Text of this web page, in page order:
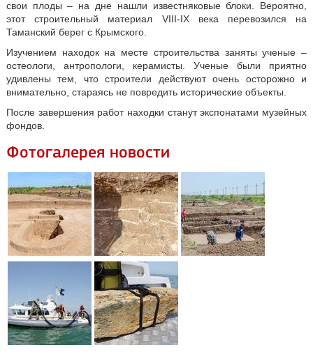
свои плоды – на дне нашли известняковые блоки. Вероятно,
этот строительный материал VIII-IX века перевозился на
Таманский берег с Крымского.
Изучением находок на месте строительства заняты ученые –
остеологи, антропологи, керамисты. Ученые были приятно
удивлены тем, что строители действуют очень осторожно и
внимательно, стараясь не повредить исторические объекты.
После завершения работ находки станут экспонатами музейных
фондов.
Фотогалерея новости